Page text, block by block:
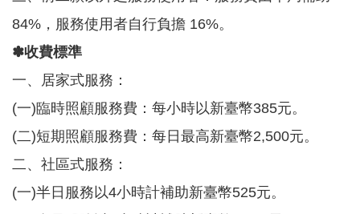
s
e
v
c
回
頁
84%，服務使用者自行負擔 16%。
✽收費標準
一、居家式服務：
(一)臨時照顧服務費：每小時以新臺幣385元。
(二)短期照顧服務費：每日最高新臺幣2,500元。
二、社區式服務：
(一)半日服務以4小時計補助新臺幣525元。